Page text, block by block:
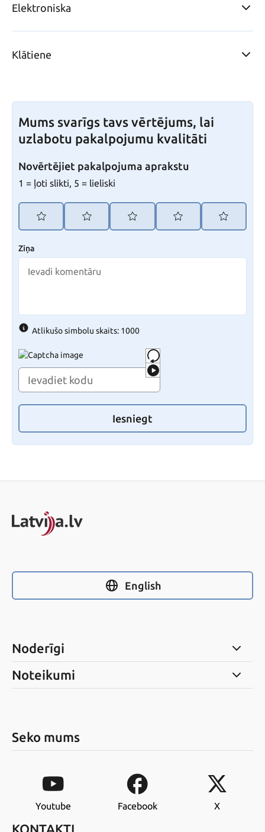
Elektroniska
Klātiene
Mums svarīgs tavs vērtējums, lai
uzlabotu pakalpojumu kvalitāti
Novērtējiet pakalpojuma aprakstu
1 = ļoti slikti, 5 = lieliski
Ziņa
Atlikušo simbolu skaits: 1000
Iesniegt
English
Noderīgi
Noteikumi
Seko mums
Youtube Facebook X
KONTAKTI